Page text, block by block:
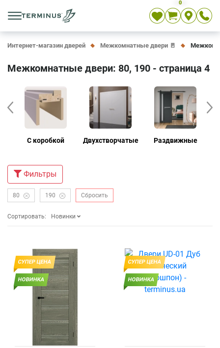
0
Интернет-магазин дверей Межкомнатные двери 🚪
Межкомнатные двери: 80, 190 - страница 4
С коробкой Двухстворчатые Раздвижные
Фильтры
80 190 Сбросить
Сортировать: Новинки
СУПЕР ЦЕНА
НОВИНКА
СУПЕР ЦЕНА
НОВИНКА